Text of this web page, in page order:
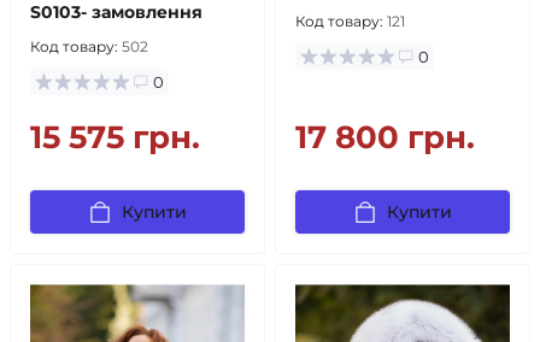
S0103- замовлення
Код товару: 502
0
15 575 грн.
Купити
Код товару: 121
0
17 800 грн.
Купити